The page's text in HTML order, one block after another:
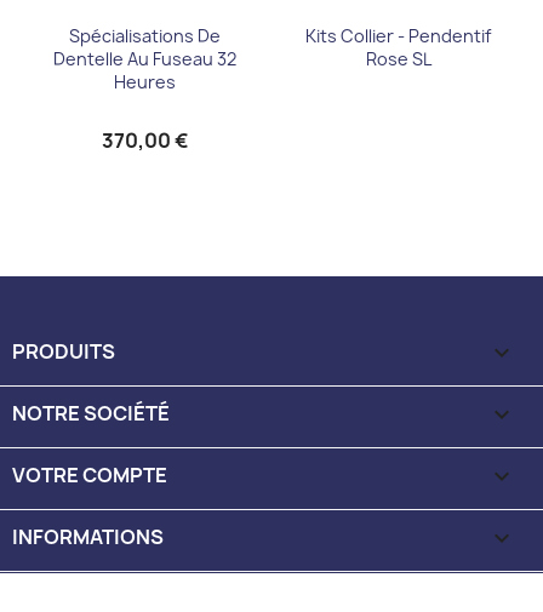
Spécialisations De
Dentelle Au Fuseau 32
Heures
370,00 €
Kits Collier - Pendentif
Rose SL
PRODUITS 
NOTRE SOCIÉTÉ 
VOTRE COMPTE 
INFORMATIONS keyboard_arrow_down